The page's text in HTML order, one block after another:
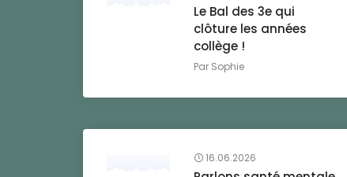
Le Bal des 3e qui
clôture les années
collège !
Par Sophie
16.06.2026